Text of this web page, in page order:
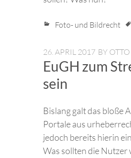
Foto- und Bildrecht
26. APRIL 2017 BY
EuGH zum
sein
Bislang galt das bloße
Portale aus
jedoch bereits hierin
Was sollten die Nutzer